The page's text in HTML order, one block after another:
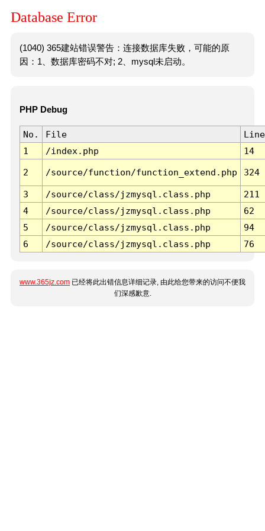
Database Error
(1040) 365建站错误警告：连接数据库失败，可能的原
因：1、数据库密码不对; 2、mysql未启动。
PHP Debug
No. File
Line
1
/index.php 14
2 /source/function/function_extend.php 324
3 /source/class/jzmysql.class.php
211
4
/source/class/jzmysql.class.php
62
5
/source/class/jzmysql.class.php
94
6
/source/class/jzmysql.class.php 76
www.365jz.com 已经将此出错信息详细记录, 由此给您带来的访问不便我
们深感歉意.